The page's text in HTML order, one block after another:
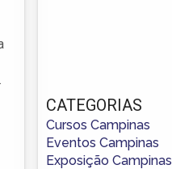
CATEGORIAS
Cursos Campinas
Eventos Campinas
Exposição Campinas